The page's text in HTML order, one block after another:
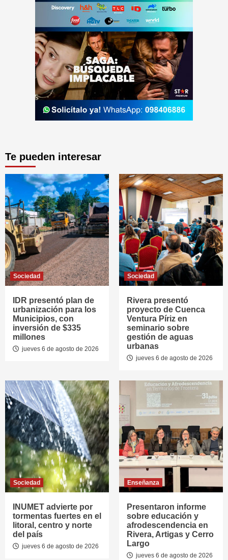
Te pueden interesar
Sociedad
IDR presentó plan de
urbanización para los
Municipios, con
inversión de $335
millones
jueves 6 de agosto de 2026
Sociedad
Rivera presentó
proyecto de Cuenca
Ventura Píriz en
seminario sobre
gestión de aguas
urbanas
jueves 6 de agosto de 2026
Sociedad
INUMET advierte por
tormentas fuertes en el
litoral, centro y norte
del país
jueves 6 de agosto de 2026
Enseñanza
Presentaron informe
sobre educación y
afrodescendencia en
Rivera, Artigas y Cerro
Largo
jueves 6 de agosto de 2026